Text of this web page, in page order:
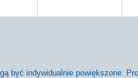
być indywidualnie powiększone.